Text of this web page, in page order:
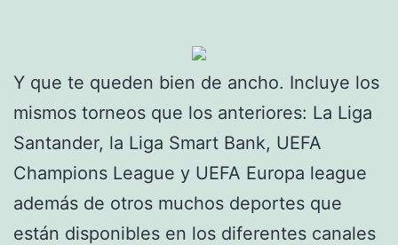
Y que te queden bien de ancho. Incluye los
mismos torneos que los anteriores: La Liga
Santander, la Liga Smart Bank, UEFA
Champions League y UEFA Europa league
además de otros muchos deportes que
están disponibles en los diferentes canales